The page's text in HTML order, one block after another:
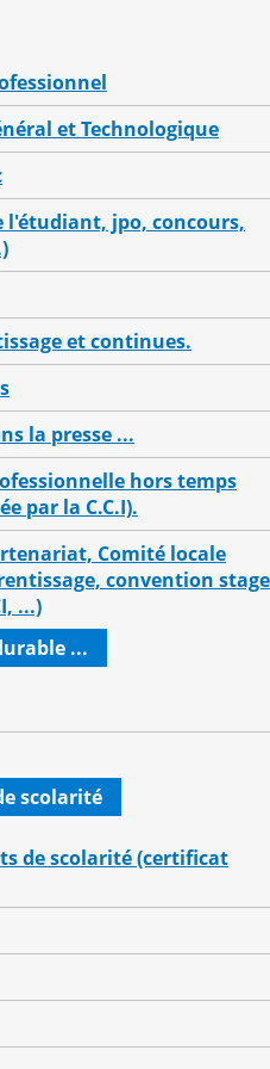
et Technologique
l'étudiant, jpo, concours,
et continues.
la presse ...
hors temps
par la C.C.I).
Comité locale
convention stage
...)
...
scolarité
de scolarité (certificat